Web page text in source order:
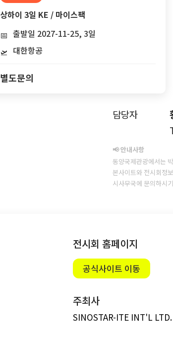
상하이 3일 KE / 마이스팩
📅 출발일 2027-11-25, 3일
🛫 대한항공
별도문의
담당자
📢 안내사항
동양국제관광에서는
본사이트와 전시회정
시사무국에 문의하시
전시회 홈페이지
공식사이트 이동
주최사
SINOSTAR-ITE INT'L LTD.